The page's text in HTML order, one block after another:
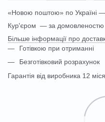
«Новою поштою» по Україні
Кур'єром — за домовленостю
Більше інформації про
Готівкою при отриманні
Безготівковий розрахунок
Гарантія від виробника 12